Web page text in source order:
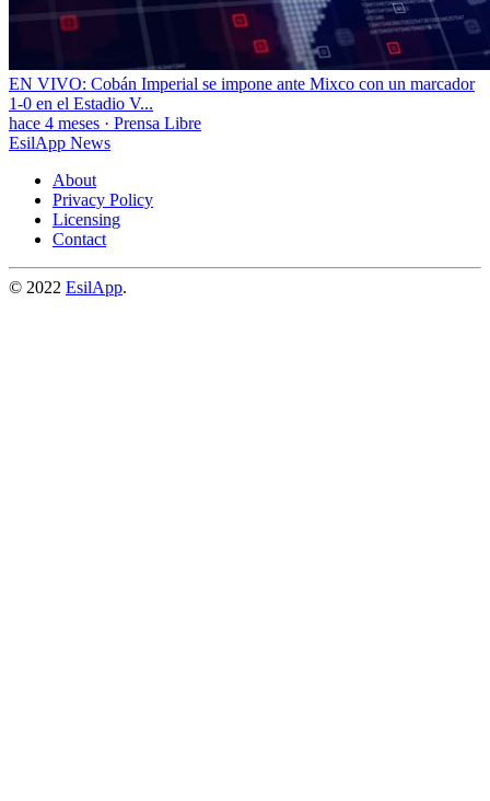
EN VIVO: Cobán Imperial se impone ante Mixco con un marcador
1-0 en el Estadio V...
hace 4 meses · Prensa Libre
EsilApp News
About
Privacy Policy
Licensing
Contact
© 2022 EsilApp.